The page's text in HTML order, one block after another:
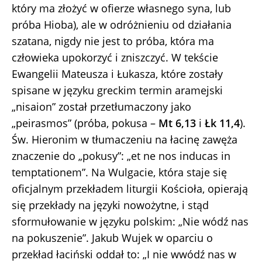
który ma złożyć w ofierze własnego syna, lub
próba Hioba), ale w odróżnieniu od działania
szatana, nigdy nie jest to próba, która ma
człowieka upokorzyć i zniszczyć. W tekście
Ewangelii Mateusza i Łukasza, które zostały
spisane w języku greckim termin aramejski
„nisaion” został przetłumaczony jako
„peirasmos” (próba, pokusa – Mt 6,13 i Łk 11,4).
Św. Hieronim w tłumaczeniu na łacinę zawęża
znaczenie do „pokusy”: „et ne nos inducas in
temptationem”. Na Wulgacie, która staje się
oficjalnym przekładem liturgii Kościoła, opierają
się przekłady na języki nowożytne, i stąd
sformułowanie w języku polskim: „Nie wódź nas
na pokuszenie”. Jakub Wujek w oparciu o
przekład łaciński oddał to: „I nie wwódź nas w